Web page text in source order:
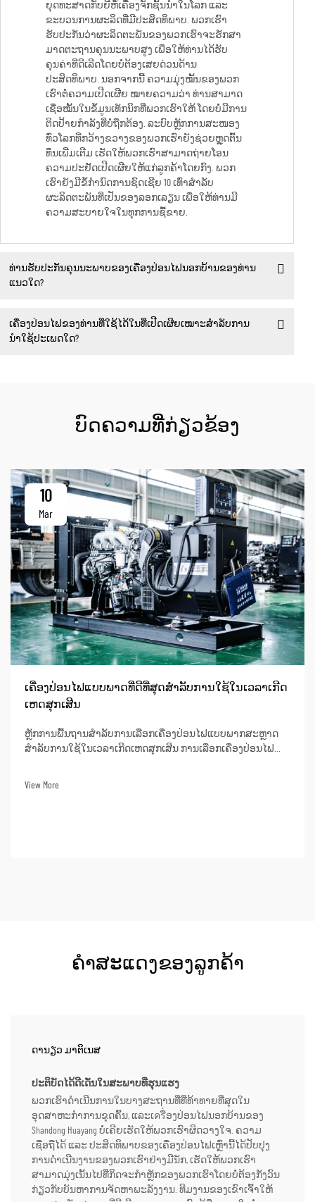
ຍຸດທະສາດກັບຍີ່ຫໍ້ເຄື່ອງຈັກຊັ້ນນຳໃນໂລກ ແລະ
ຂະບວນການຜະລິດທີ່ມີປະສິດທິພາບ. ພວກເຮົາ
ຮັບປະກັນວ່າຜະລິດຕະພັນຂອງພວກເຮົາຈະຮັກສາ
ມາດຕະຖານຄຸນນະພາບສູງ ເພື່ອໃຫ້ທ່ານໄດ້ຮັບ
ຄຸນຄ່າທີ່ດີເລີດໂດຍບໍ່ຕ້ອງເສຍດ່ວນດ້ານ
ປະສິດທິພາບ. ນອກຈາກນີ້ ຄວາມມຸ່ງໝັ້ນຂອງພວກ
ເຮົາຕໍ່ຄວາມເປີດເຜີຍ ໝາຍຄວາມວ່າ ທ່ານສາມາດ
ເຊື່ອໝັ້ນໃນຂໍ້ມູນເທັກນິກທີ່ພວກເຮົາໃຫ້ ໂດຍບໍ່ມີການ
ຕິດປ້າຍກຳລັງທີ່ບໍ່ຖືກຕ້ອງ. ລະບົບຫຼັກການສະໜອງ
ທົ່ວໂລກທີ່ກວ້າງຂວາງຂອງພວກເຮົາຍັງຊ່ວຍຫຼຸດຕົ້ນ
ທຶນເພີ່ມເຕີມ ເຮັດໃຫ້ພວກເຮົາສາມາດຖ່າຍໂອນ
ຄວາມປະຢັດເປີດເຜີຍໃຫ້ແກ່ລູກຄ້າໂດຍກົງ. ພວກ
ເຮົາຍັງມີຂໍ້ກຳນົດການຊົດເຊີຍ 10 ເທົ່າສຳລັບ
ຜະລິດຕະພັນທີ່ເປັນຂອງລອກເລຽນ ເພື່ອໃຫ້ທ່ານມີ
ຄວາມສະບາຍໃຈໃນທຸກການຊື້ຂາຍ.
ທ່ານຮັບປະກັນຄຸນນະພາບຂອງເຄື່ອງປ່ອນໄຟນອກບ້ານຂອງທ່ານ
ແນວໃດ?
ເຄື່ອງປ່ອນໄຟຂອງທ່ານທີ່ໃຊ້ໄດ້ໃນທີ່ເປີດເຜີຍເໝາະສຳລັບການ
ນຳໃຊ້ປະເພດໃດ?
ບົດຄວາມທີ່ກ່ຽວຂ້ອງ
10
Mar
ເຄື່ອງປ່ອນໄຟແບບພາດທີ່ດີທີ່ສຸດສຳລັບການໃຊ້ໃນເວລາເກີດ
ເຫດສຸກເສີນ
ຫຼັກການພື້ນຖານສຳລັບການເລືອກເຄື່ອງປ່ອນໄຟແບບພາກສະຫຼາດ
ສຳລັບການໃຊ້ໃນເວລາເກີດເຫດສຸກເສີນ ການເລືອກເຄື່ອງປ່ອນໄຟ
View More
ຄຳສະແດງຂອງລູກຄ້າ
ດານຽວ ມາຕິເນສ
ປະຕິບັດໄດ້ດີເດັ່ນໃນສະພາບທີ່ຮຸນແຮງ
ພວກເຮົາດຳເນີນການໃນບາງສະຖານທີ່ທີ່ທ້າທາຍທີ່ສຸດໃນ
ອຸດສາຫະກຳການຂຸດຄົ້ນ, ແລະເครື່ອງປ່ອນໄຟນອກບ້ານຂອງ
Shandong Huayang ບໍ່ເຄີຍເຮັດໃຫ້ພວກເຮົາຜິດວາງໃຈ. ຄວາມ
ເຊື່ອຖືໄດ້ ແລະ ປະສິດທິພາບຂອງເຄື່ອງປ່ອນໄຟເຫຼົ່ານີ້ໄດ້ປັບປຸງ
ການດຳເນີນງານຂອງພວກເຮົາຢ່າງມີນັກ, ເຮັດໃຫ້ພວກເຮົາ
ສາມາດມຸ່ງເນັ້ນໄປທີ່ກິດຈະກຳຫຼັກຂອງພວກເຮົາໂດຍບໍ່ຕ້ອງກັງວົນ
ກ່ຽວກັບບັນຫາການຈັດຫາພະລັງງານ. ທີມງານຂອງເຂົາເຈົ້າໃຫ້